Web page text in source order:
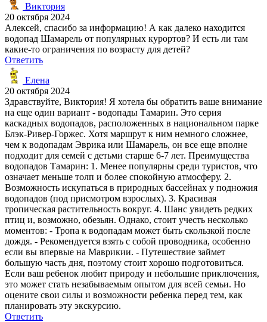
Виктория
20 октября 2024
Алексей, спасибо за информацию! А как далеко находится
водопад Шамарель от популярных курортов? И есть ли там
какие-то ограничения по возрасту для детей?
Ответить
Елена
20 октября 2024
Здравствуйте, Виктория! Я хотела бы обратить ваше внимание
на еще один вариант - водопады Тамарин. Это серия
каскадных водопадов, расположенных в национальном парке
Блэк-Ривер-Горжес. Хотя маршрут к ним немного сложнее,
чем к водопадам Эврика или Шамарель, он все еще вполне
подходит для семей с детьми старше 6-7 лет. Преимущества
водопадов Тамарин: 1. Менее популярны среди туристов, что
означает меньше толп и более спокойную атмосферу. 2.
Возможность искупаться в природных бассейнах у подножия
водопадов (под присмотром взрослых). 3. Красивая
тропическая растительность вокруг. 4. Шанс увидеть редких
птиц и, возможно, обезьян. Однако, стоит учесть несколько
моментов: - Тропа к водопадам может быть скользкой после
дождя. - Рекомендуется взять с собой проводника, особенно
если вы впервые на Маврикии. - Путешествие займет
большую часть дня, поэтому стоит хорошо подготовиться.
Если ваш ребенок любит природу и небольшие приключения,
это может стать незабываемым опытом для всей семьи. Но
оцените свои силы и возможности ребенка перед тем, как
планировать эту экскурсию.
Ответить